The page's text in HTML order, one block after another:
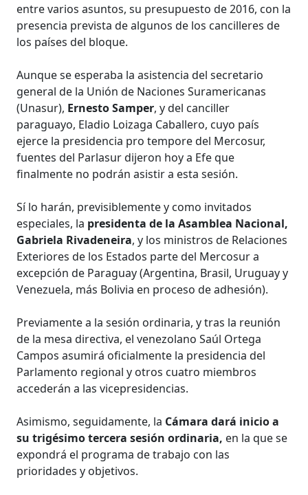
entre varios asuntos, su presupuesto de 2016, con la
presencia prevista de algunos de los cancilleres de
los países del bloque.
Aunque se esperaba la asistencia del secretario
general de la Unión de Naciones Suramericanas
(Unasur), Ernesto Samper, y del canciller
paraguayo, Eladio Loizaga Caballero, cuyo país
ejerce la presidencia pro tempore del Mercosur,
fuentes del Parlasur dijeron hoy a Efe que
finalmente no podrán asistir a esta sesión.
Sí lo harán, previsiblemente y como invitados
especiales, la presidenta de la Asamblea Nacional,
Gabriela Rivadeneira, y los ministros de Relaciones
Exteriores de los Estados parte del Mercosur a
excepción de Paraguay (Argentina, Brasil, Uruguay y
Venezuela, más Bolivia en proceso de adhesión).
Previamente a la sesión ordinaria, y tras la reunión
de la mesa directiva, el venezolano Saúl Ortega
Campos asumirá oficialmente la presidencia del
Parlamento regional y otros cuatro miembros
accederán a las vicepresidencias.
Asimismo, seguidamente, la Cámara dará inicio a
su trigésimo tercera sesión ordinaria, en la que se
expondrá el programa de trabajo con las
prioridades y objetivos.